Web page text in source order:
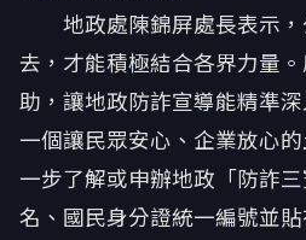
地政處陳錦屏處長表示，
去，才能積極結合各界力量
助，讓地政防詐宣導能精準
一個讓民眾安心、企業放心
一步了解或申辦地政「防詐
名、國民身分證統一編號並